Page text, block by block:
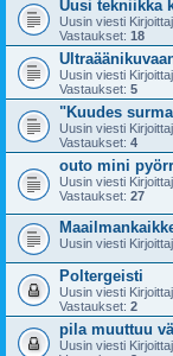
Uusi tekniikka
Uusin viesti
Vastaukset: 18
Uusin viesti
Vastaukset: 5
"Kuudes
Uusin viesti
Vastaukset: 4
outo mini
Uusin viesti
Vastaukset: 27
Uusin viesti
Poltergeisti
Uusin viesti
Vastaukset: 2
pila muuttuu
Uusin viesti